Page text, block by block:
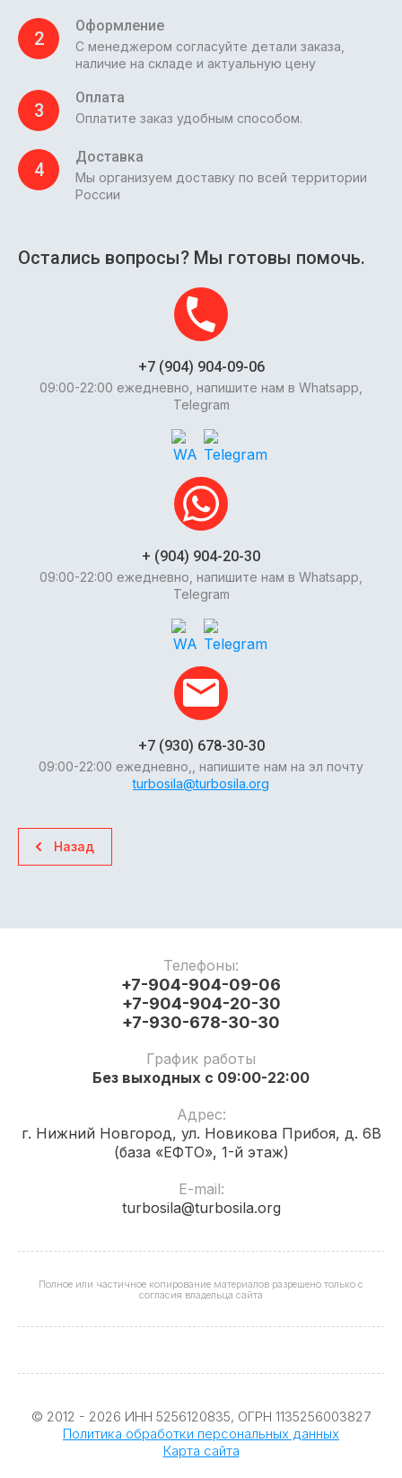
2
Оформление
С менеджером согласуйте детали заказа,
наличие на складе и актуальную цену
3
Оплата
Оплатите заказ удобным способом.
4
Доставка
Мы организуем доставку по всей территории
России
Остались вопросы? Мы готовы помочь.
+7 (904) 904-09-06
09:00-22:00 ежедневно, напишите нам в Whatsapp,
Telegram
+ (904) 904-20-30
09:00-22:00 ежедневно, напишите нам в Whatsapp,
Telegram
+7 (930) 678-30-30
09:00-22:00 ежедневно,, напишите нам на эл почту
turbosila@turbosila.org
Назад
Телефоны:
+7-904-904-09-06
+7-904-904-20-30
+7-930-678-30-30
График работы
Без выходных с 09:00-22:00
Адрес:
г. Нижний Новгород, ул. Новикова Прибоя, д. 6В
(база «ЕФТО», 1-й этаж)
E-mail:
turbosila@turbosila.org
Полное или частичное копирование материалов разрешено только с
согласия владельца сайта
© 2012 - 2026 ИНН 5256120835, ОГРН 1135256003827
Политика обработки персональных данных
Карта сайта